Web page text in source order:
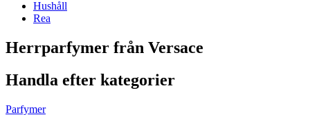
Hushåll
Rea
Herrparfymer från Versace
Handla efter kategorier
Parfymer